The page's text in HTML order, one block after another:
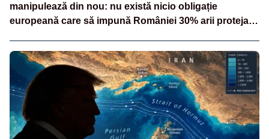
manipulează din nou: nu există nicio obligație
europeană care să impună României 30% arii protejate